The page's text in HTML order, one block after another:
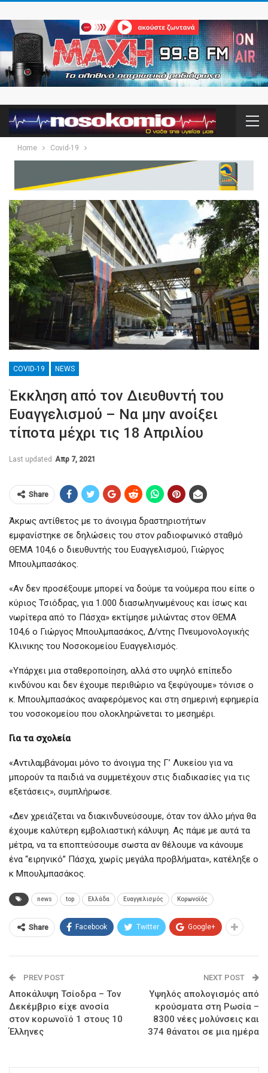
Home Covid-19
COVID-19 NEWS
Έκκληση από τον Διευθυντή του
Ευαγγελισμού – Να μην ανοίξει
τίποτα μέχρι τις 18 Απριλίου
Last updated Απρ 7, 2021
Share
Άκρως αντίθετος με το άνοιγμα δραστηριοτήτων
εμφανίστηκε σε δηλώσεις του στον ραδιοφωνικό σταθμό
ΘΕΜΑ 104,6 ο διευθυντής του Ευαγγελισμού, Γιώργος
Μπουλμπασάκος.
«Aν δεν προσέξουμε μπορεί να δούμε τα νούμερα που είπε ο
κύριος Τσιόδρας, για 1.000 διασωληνωμένους και ίσως και
νωρίτερα από το Πάσχα» εκτίμησε μιλώντας στον ΘΕΜΑ
104,6 ο Γιώργος Μπουλμπασάκος, Δ/ντης Πνευμονολογικής
Κλινικης του Νοσοκομείου Ευαγγελισμός.
«Υπάρχει μια σταθεροποίηση, αλλά στο υψηλό επίπεδο
κινδύνου και δεν έχουμε περιθώριο να ξεφύγουμε» τόνισε ο
κ. Μπουλμπασάκος αναφερόμενος και στη σημερινή εφημερία
του νοσοκομείου που ολοκληρώνεται το μεσημέρι.
Για τα σχολεία
«Αντιλαμβάνομαι μόνο το άνοιγμα της Γ’ Λυκείου για να
μπορούν τα παιδιά να συμμετέχουν στις διαδικασίες για τις
εξετάσεις», συμπλήρωσε.
«Δεν χρειάζεται να διακινδυνεύσουμε, όταν τον άλλο μήνα θα
έχουμε καλύτερη εμβολιαστική κάλυψη. Ας πάμε με αυτά τα
μέτρα, να τα εποπτεύσουμε σωστα αν θέλουμε να κάνουμε
ένα “ειρηνικό” Πάσχα, χωρίς μεγάλα προβλήματα», κατέληξε ο
κ Μπουλμπασάκος.
news top Ελλάδα Ευαγγελισμός Κορωνοϊός
Share Facebook Twitter Google+
PREV POST
Αποκάλυψη Τσίοδρα – Τον
Δεκέμβριο είχε ανοσία
στον κορωνοϊό 1 στους 10
Έλληνες
NEXT POST
Υψηλός απολογισμός από
κρούσματα στη Ρωσία –
8300 νέες μολύνσεις και
374 θάνατοι σε μια ημέρα